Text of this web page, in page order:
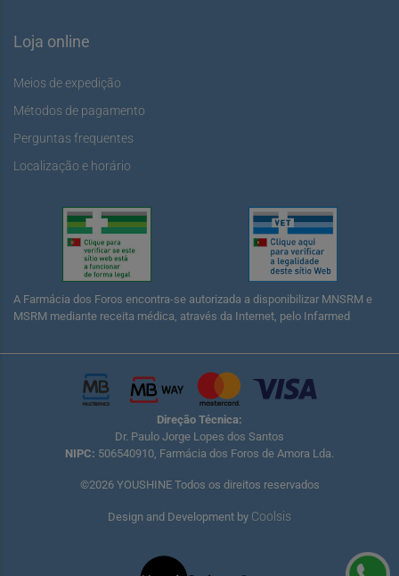
Loja online
Meios de expedição
Métodos de pagamento
Perguntas frequentes
Localização e horário
A Farmácia dos Foros encontra-se autorizada a disponibilizar MNSRM e
MSRM mediante receita médica, através da Internet, pelo Infarmed
Direção Técnica:
Dr. Paulo Jorge Lopes dos Santos
NIPC: 506540910, Farmácia dos Foros de Amora Lda.
©2026 YOUSHINE Todos os direitos reservados
Design and Development by Coolsis